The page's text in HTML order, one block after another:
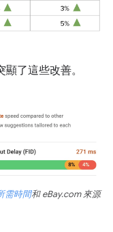
了這些改善。
需時間和 eBay.com 來源